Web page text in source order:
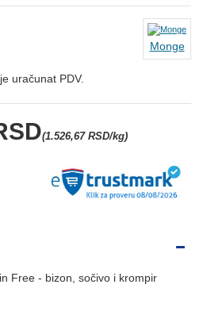
(1.526,67 RSD/kg)
uračunat PDV.
Monge
Free - bizon, sočivo i krompir